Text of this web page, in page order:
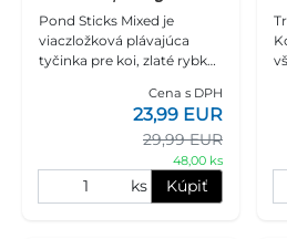
Pond Sticks Mixed je
viaczložková plávajúca
tyčinka pre koi, zlaté rybky
ryby chované v záhradných
jazierkach a rybníkoch. Sta
Cena s DPH
29,99 EUR
23,99 EUR
48,00 ks
ks Kúpiť